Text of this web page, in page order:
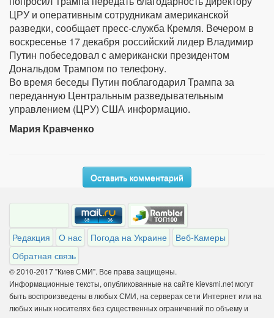
ЦРУ и оперативным сотрудникам американской
разведки, сообщает пресс-служба Кремля. Вечером в
воскресенье 17 декабря российский лидер Владимир
Путин побеседовал с американски президентом
Дональдом Трампом по телефону.
Во время беседы Путин поблагодарил Трампа за
переданную Центральным разведывательным
управлением (ЦРУ) США информацию.
Мария Кравченко
Оставить комментарий
Редакция О нас Погода на Украине
Веб-Камеры
Обратная связь
© 2010-2017 "Киев СМИ". Все права защищены.
Информационные тексты, опубликованные на сайте kievsmi.net могут
быть воспроизведены в любых СМИ, на серверах сети Интернет или на
любых иных носителях без существенных ограничений по объему и